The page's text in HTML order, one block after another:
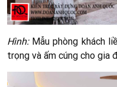
Hình: Mẫu phòng khách
trọng và ấm cúng cho gia